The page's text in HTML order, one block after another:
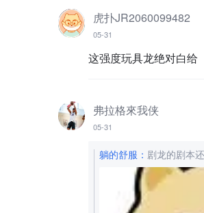
虎扑JR2060099482
05-31
这强度玩具龙绝对白给
弗拉格來我侠
05-31
躺的舒服 ： 剧龙的剧本